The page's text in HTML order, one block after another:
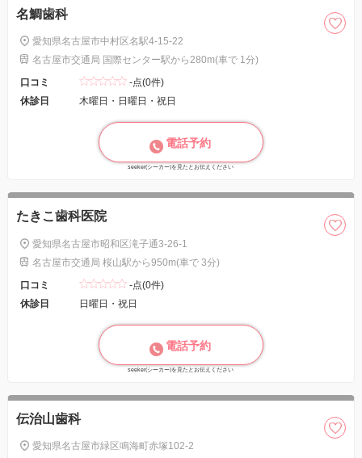
名鯛歯科
愛知県名古屋市中村区名駅4-15-22
名古屋市交通局 国際センター駅から280m(車で 1分)
口コミ
-点(0件)
休診日
木曜日・日曜日・祝日
電話予約
seeker(シーカー)を見たとお伝えください
たきこ歯科医院
愛知県名古屋市昭和区滝子通3-26-1
名古屋市交通局 桜山駅から950m(車で 3分)
口コミ
-点(0件)
休診日
日曜日・祝日
電話予約
seeker(シーカー)を見たとお伝えください
伝治山歯科
愛知県名古屋市緑区鳴海町赤塚102-2